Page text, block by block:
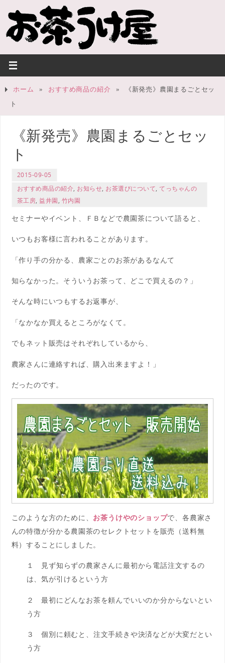
ホーム » おすすめ商品の紹介 »
《新発売》農園まるごとセッ
ト
《新発売》農園まるごとセッ
ト
2015-09-05
おすすめ商品の紹介, お知らせ, お茶選びについて,てっちゃんの
茶工房,益井園, 竹内園
セミナーやイベント、ＦＢなどで農園茶について語ると、
いつもお客様に言われることがあります。
「作り手の分かる、農家ごとのお茶があるなんて
知らなかった。そういうお茶って、どこで買えるの？」
そんな時にいつもするお返事が、
「なかなか買えるところがなくて。
でもネット販売はそれぞれしているから、
農家さんに連絡すれば、購入出来ますよ！」
だったのです。
このような方のために、 お茶うけやのショップで、各農家さ
んの特徴が分かる農園茶のセレクトセットを販売（送料無
料）することにしました。
１ 見ず知らずの農家さんに最初から電話注文するの
は、気が引けるという方
２ 最初にどんなお茶を頼んでいいのか分からないとい
う方
３ 個別に頼むと、注文手続きや決済などが大変だとい
う方